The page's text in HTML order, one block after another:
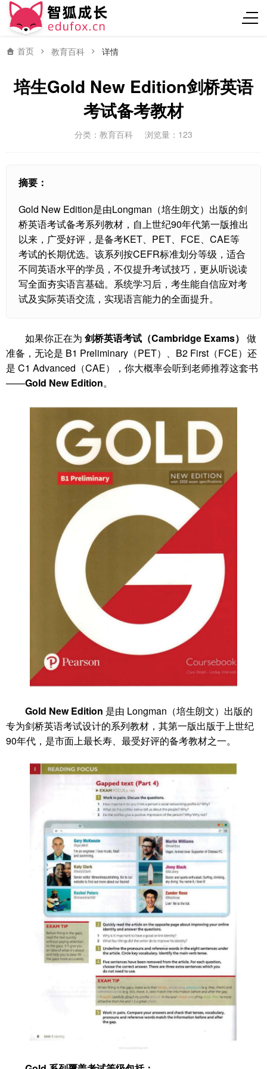
首页 教育百科 详情
培生Gold New Edition剑桥英语
考试备考教材
分类： 教育百科 浏览量：123
摘要：
Gold New Edition是由Longman（培生朗文）出版的剑
桥英语考试备考系列教材，自上世纪90年代第一版推出
以来，广受好评，是备考KET、PET、FCE、CAE等
考试的长期优选。该系列按CEFR标准划分等级，适合
不同英语水平的学员，不仅提升考试技巧，更从听说读
写全面夯实语言基础。系统学习后，考生能自信应对考
试及实际英语交流，实现语言能力的全面提升。
如果你正在为 剑桥英语考试（Cambridge Exams） 做
准备，无论是 B1 Preliminary（PET）、B2 First（FCE）还
是 C1 Advanced（CAE），你大概率会听到老师推荐这套书
——Gold New Edition。
Gold New Edition 是由 Longman（培生朗文）出版的
专为剑桥英语考试设计的系列教材，其第一版出版于上世纪
90年代，是市面上最长寿、最受好评的备考教材之一。